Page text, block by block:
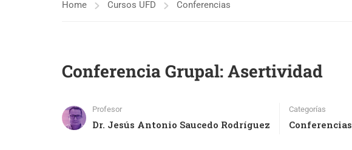
Home Cursos UFD Conferencias
Conferencia Grupal: Asertividad
Profesor
Dr. Jesús Antonio Saucedo Rodríguez
Categorías
Conferencias